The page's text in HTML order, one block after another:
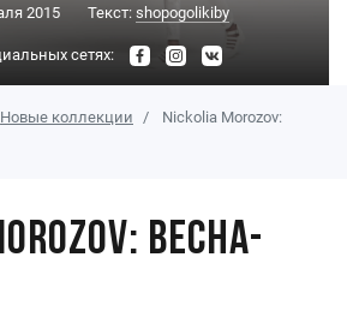
2015 Текст: shopogolikiby
сетях:
Новые коллекции
Nickolia Morozov:
весна-